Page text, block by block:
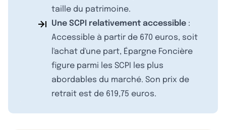
taille du patrimoine.
Une SCPI relativement accessible :
Accessible à partir de 670 euros, soit
l'achat d'une part, Épargne Foncière
figure parmi les SCPI les plus
abordables du marché. Son prix de
retrait est de 619,75 euros.